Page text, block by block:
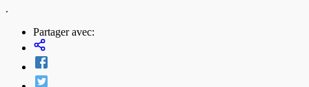
.
Partager avec: